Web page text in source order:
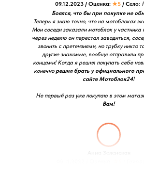
Боялся, что бы при покупке не
Теперь я знаю точно, что на мотоблоках
Мои соседи заказали мотоблок у
через неделю он перестал заводиться,
звонить с претензиями, но трубку никто
другие знакомые, вообще отправили
концами! Когда я решил покупать себе
конечнорешил брать у официального
сайте Мотоблок24!
Не первый раз уже покупаю в этом
Вам!
09.12.2023 / Оценка: ★5 / Село: